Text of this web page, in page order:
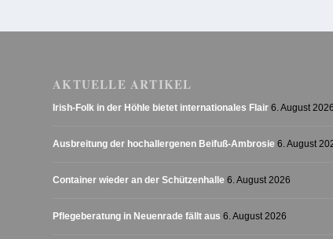
AKTUELLE ARTIKEL
Irish-Folk in der Höhle bietet internationales Flair 6. August 2026
Ausbreitung der hochallergenen Beifuß-Ambrosie 6. August
Container wieder an der Schützenhalle 6. August 2026
Pflegeberatung in Neuenrade fällt aus 6. August 2026